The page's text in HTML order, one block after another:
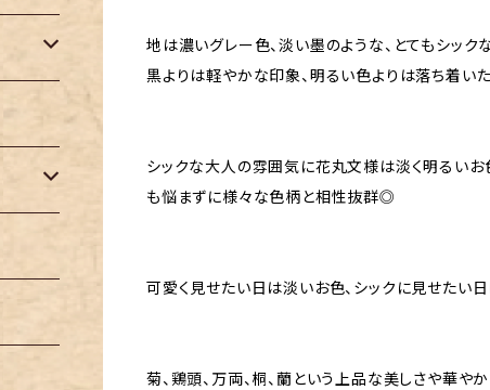
地は濃いグレー色、淡い墨のような、とてもシック
黒よりは軽やかな印象、明るい色よりは落ち着い
シックな大人の雰囲気に花丸文様は淡く明るい
も悩まずに様々な色柄と相性抜群◎
可愛く見せたい日は淡いお色、シックに見せたい
菊、鶏頭、万両、桐、蘭という上品な美しさや華や